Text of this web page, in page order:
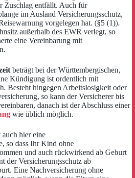
Zuschlag entfällt. Auch für
im Ausland Versicherungsschutz,
vorgelegen hat. (§5 (1)).
außerhalb des EWR verlegt, so
eine Vereinbarung mit
beträgt bei der Württembergischen,
Kündigung ist ordentlich mit
Besteht hingegen Arbeitslosigkeit oder
so kann der Versicherer bis
danach ist der Abschluss einer
wie üblich möglich.
auch hier eine
so dass Ihr Kind ohne
und auch rückwirkend ab Geburt
der Versicherungsschutz ab
Eine Nachversicherung ohne